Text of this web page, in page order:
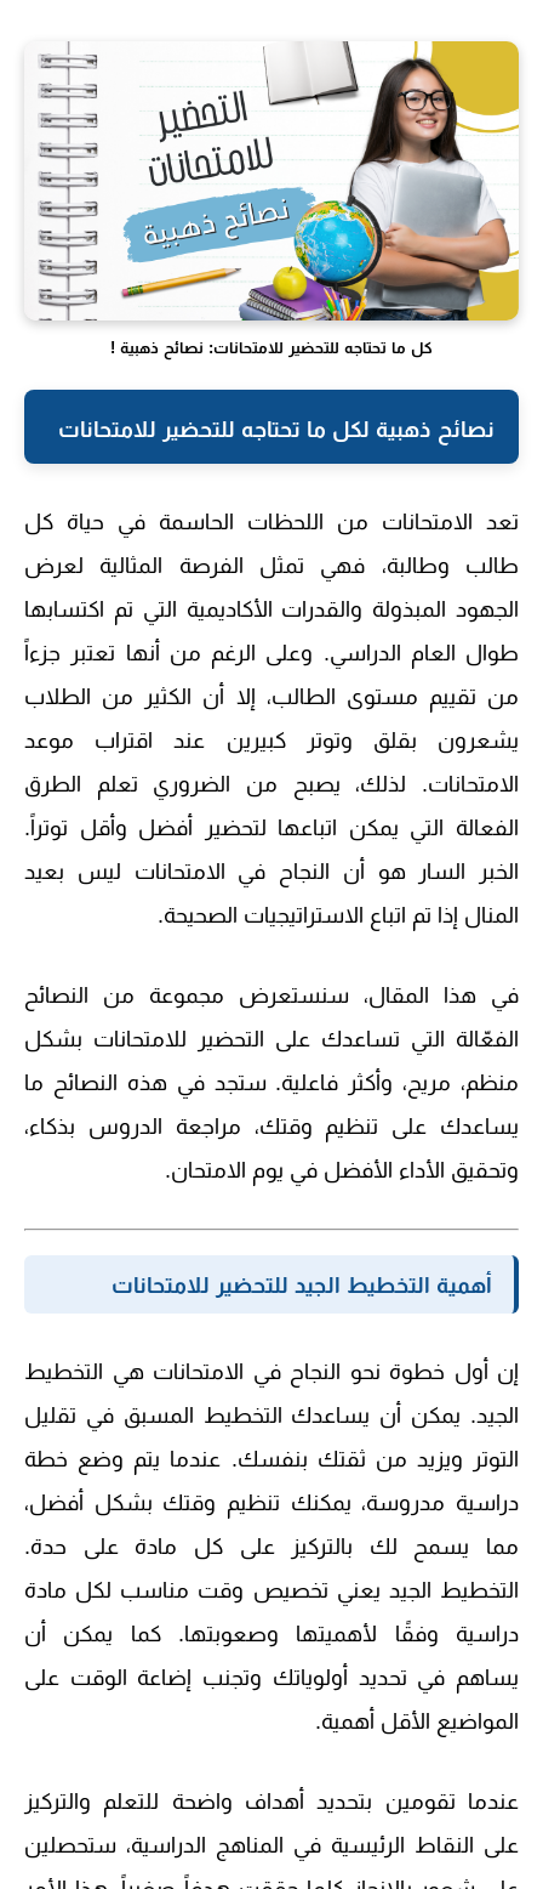
كل ما تحتاجه للتحضير للامتحانات: نصائح ذهبية !
نصائح ذهبية لكل ما تحتاجه للتحضير للامتحانات
تعد الامتحانات من اللحظات الحاسمة في حياة كل
طالب وطالبة، فهي تمثل الفرصة المثالية لعرض
الجهود المبذولة والقدرات الأكاديمية التي تم اكتسابها
طوال العام الدراسي. وعلى الرغم من أنها تعتبر جزءاً
من تقييم مستوى الطالب، إلا أن الكثير من الطلاب
يشعرون بقلق وتوتر كبيرين عند اقتراب موعد
الامتحانات. لذلك، يصبح من الضروري تعلم الطرق
الفعالة التي يمكن اتباعها لتحضير أفضل وأقل توتراً.
الخبر السار هو أن النجاح في الامتحانات ليس بعيد
المنال إذا تم اتباع الاستراتيجيات الصحيحة.
في هذا المقال، سنستعرض مجموعة من النصائح
الفعّالة التي تساعدك على التحضير للامتحانات بشكل
منظم، مريح، وأكثر فاعلية. ستجد في هذه النصائح ما
يساعدك على تنظيم وقتك، مراجعة الدروس بذكاء،
وتحقيق الأداء الأفضل في يوم الامتحان.
أهمية التخطيط الجيد للتحضير للامتحانات
إن أول خطوة نحو النجاح في الامتحانات هي التخطيط
الجيد. يمكن أن يساعدك التخطيط المسبق في تقليل
التوتر ويزيد من ثقتك بنفسك. عندما يتم وضع خطة
دراسية مدروسة، يمكنك تنظيم وقتك بشكل أفضل،
مما يسمح لك بالتركيز على كل مادة على حدة.
التخطيط الجيد يعني تخصيص وقت مناسب لكل مادة
دراسية وفقًا لأهميتها وصعوبتها. كما يمكن أن
يساهم في تحديد أولوياتك وتجنب إضاعة الوقت على
المواضيع الأقل أهمية.
عندما تقومين بتحديد أهداف واضحة للتعلم والتركيز
على النقاط الرئيسية في المناهج الدراسية، ستحصلين